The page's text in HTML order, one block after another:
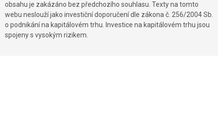
obsahu je zakázáno bez předchozího souhlasu. Texty na tomto
webu neslouží jako investiční doporučení dle zákona č. 256/2004 Sb.
o podnikání na kapitálovém trhu. Investice na kapitálovém trhu jsou
spojeny s vysokým rizikem.